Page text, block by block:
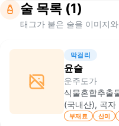
술 목록 (1)
태그가 붙은 술을 이미지
막걸리
윤슬
운주도가
식물혼합추출
(국내산), 곡자
부재료 산미